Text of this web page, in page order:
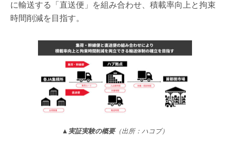
に輸送する「直送便」を組み合わせ、積載率向上と拘束
時間削減を目指す。
▲実証実験の概要（出所：ハコブ）